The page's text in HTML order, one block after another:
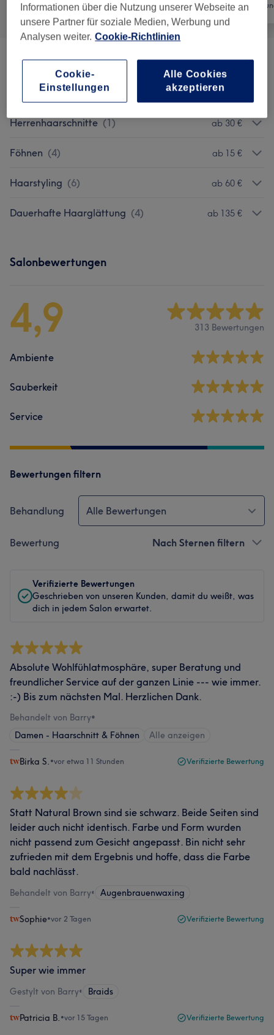
Alle Friseur
Promo Pakete (3) ab 75 €
Haarschnitte (3) ab 50 €
Herrenhaarschnitte (1) ab 30 €
Föhnen (4) ab 15 €
Haarstyling (6) ab 60 €
Dauerhafte Haarglättung (4) ab 135 €
Salonbewertungen
4,9 313 Bewertungen
Ambiente
Sauberkeit
Service
Bewertungen filtern
Behandlung Alle Bewertungen
Bewertung Nach Sternen filtern
Verifizierte Bewertungen
Geschrieben von unseren Kunden, damit du weißt, was
dich in jedem Salon erwartet.
Absolute Wohlfühlatmosphäre, super Beratung und
freundlicher Service auf der ganzen Linie --- wie immer.
:-) Bis zum nächsten Mal. Herzlichen Dank.
Behandelt von Barry•
Damen - Haarschnitt & Föhnen
Alle anzeigen
Birka S. •vor etwa 11 Stunden Verifizierte Bewertung
Statt Natural Brown sind sie schwarz. Beide Seiten sind
leider auch nicht identisch. Farbe und Form wurden
nicht passend zum Gesicht angepasst. Bin nicht sehr
zufrieden mit dem Ergebnis und hoffe, dass die Farbe
bald nachlässt.
Behandelt von Barry• Augenbrauenwaxing
Sophie•vor 2 Tagen Verifizierte Bewertung
Super wie immer
Gestylt von Barry• Braids
Patricia B. •vor 15 Tagen Verifizierte Bewertung
Informationen über die Nutzung unserer Webseite an
unsere Partner für soziale Medien, Werbung und
Analysen weiter. Cookie-Richtlinien
Cookie-
Einstellungen
Alle Cookies
akzeptieren